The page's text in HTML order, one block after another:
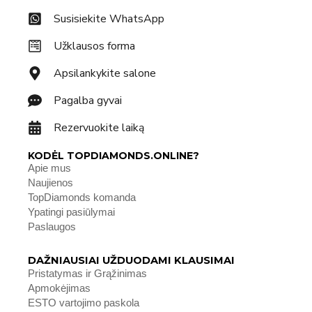
Susisiekite WhatsApp
Užklausos forma
Apsilankykite salone
Pagalba gyvai
Rezervuokite laiką
KODĖL TOPDIAMONDS.ONLINE?
Apie mus
Naujienos
TopDiamonds komanda
Ypatingi pasiūlymai
Paslaugos
DAŽNIAUSIAI UŽDUODAMI KLAUSIMAI
Pristatymas ir Grąžinimas
Apmokėjimas
ESTO vartojimo paskola